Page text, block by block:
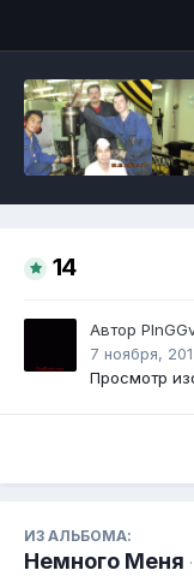
14
Автор
7 ноября,
Просмотр
ИЗ АЛЬБОМА:
Немного Меня